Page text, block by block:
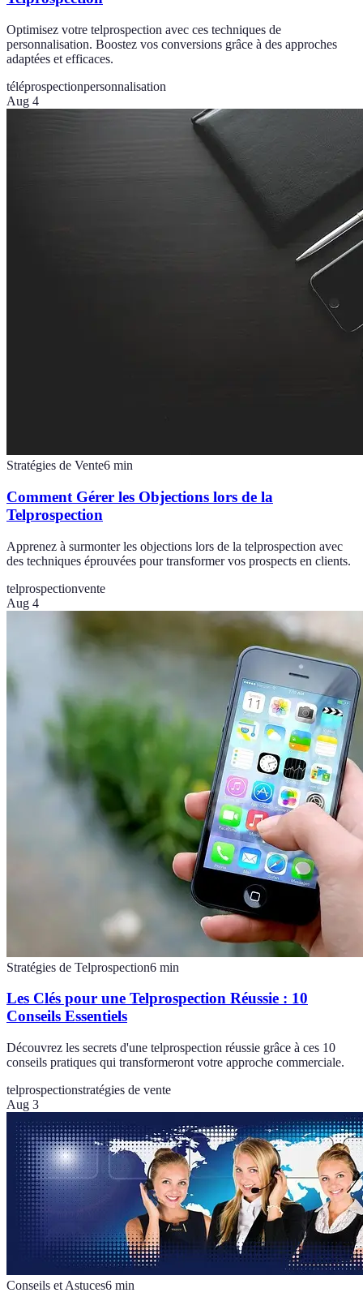
Optimisez votre telprospection avec ces techniques de
personnalisation. Boostez vos conversions grâce à des approches
adaptées et efficaces.
téléprospectionpersonnalisation
Aug 4
Stratégies de Vente6 min
Comment Gérer les Objections lors de la
Telprospection
Apprenez à surmonter les objections lors de la telprospection avec
des techniques éprouvées pour transformer vos prospects en clients.
telprospectionvente
Aug 4
Stratégies de Telprospection6 min
Les Clés pour une Telprospection Réussie : 10
Conseils Essentiels
Découvrez les secrets d'une telprospection réussie grâce à ces 10
conseils pratiques qui transformeront votre approche commerciale.
telprospectionstratégies de vente
Aug 3
Conseils et Astuces6 min